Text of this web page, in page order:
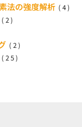
法の強度解析 (4)
(2)
(2)
(25)